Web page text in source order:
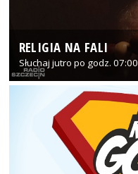
RELIGIA NA FALI
Słuchaj jutro po godz. 07:00